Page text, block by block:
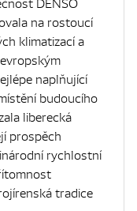
na rostoucí
klimatizací a
naplňující
budoucího
liberecká
prospěch
rychlostní
tradice